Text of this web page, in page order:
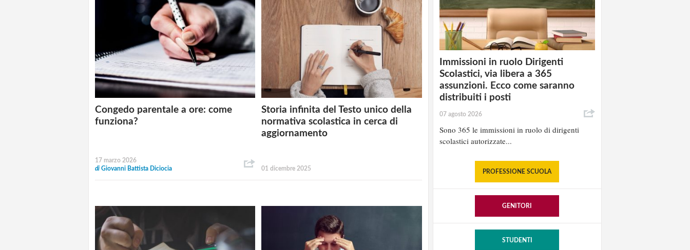
Congedo parentale a ore: come
funziona?
17 marzo 2026
di Giovanni Battista Diciocia
Storia infinita del Testo unico della
normativa scolastica in cerca di
aggiornamento
01 dicembre 2025
Immissioni in ruolo Dirigenti
Scolastici, via libera a 365
assunzioni. Ecco come saranno
distribuiti i posti
07 agosto 2026
Sono 365 le immissioni in ruolo di dirigenti
scolastici autorizzate...
PROFESSIONE SCUOLA
GENITORI
STUDENTI